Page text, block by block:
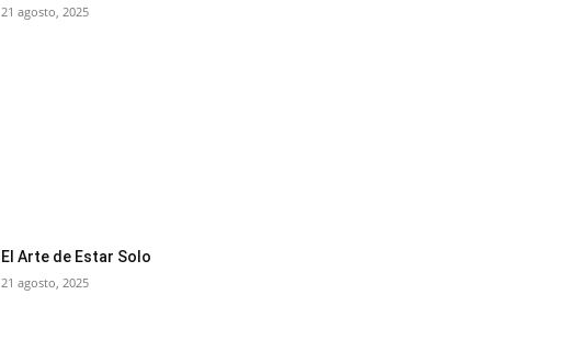
21 agosto, 2025
El Arte de Estar Solo
21 agosto, 2025